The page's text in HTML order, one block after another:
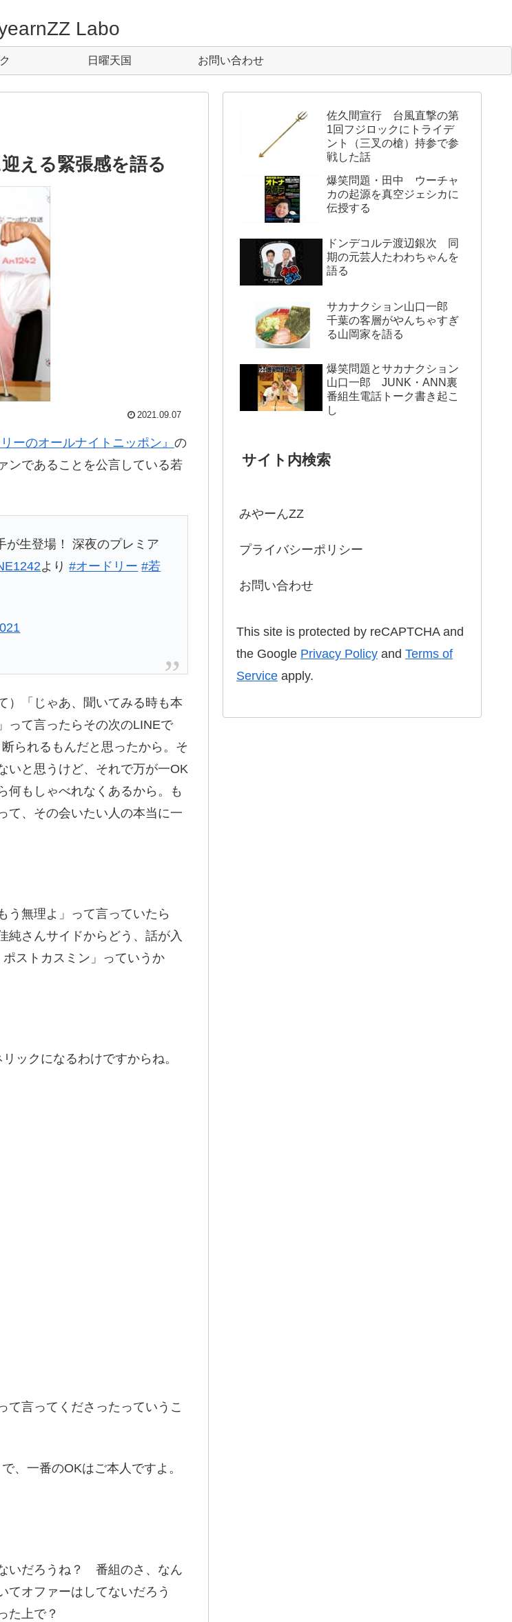
Labo
日曜天国 お問い合わせ
える緊張感を語る
2021.09.07
ーのオールナイトニッポン』 の
ンであることを公言している若
が生登場！ 深夜のプレミア
より#オードリー #若
）「じゃあ、聞いてみる時も本
て言ったらその次のLINEで
られるもんだと思ったから。そ
いと思うけど、それで万が一OK
もしゃべれなくあるから。も
て、その会いたい人の本当に一
う無理よ」って言っていたら
さんサイドからどう、話が入
ストカスミン」っていうか
ックになるわけですからね。
て言ってくださったっていうこ
、一番のOKはご本人ですよ。
いだろうね？ 番組のさ、なん
オファーはしてないだろう
た上で？
佐久間宣行 台風直撃の第
1回フジロックにトライデ
ント（三叉の槍）持参で参
戦した話
爆笑問題・田中 ウーチャ
カの起源を真空ジェシカに
伝授する
ドンデコルテ渡辺銀次 同
期の元芸人たわわちゃんを
語る
サカナクション山口一郎
千葉の客層がやんちゃすぎ
る山岡家を語る
爆笑問題とサカナクション
山口一郎 JUNK・ANN裏
番組生電話トーク書き起こ
し
サイト内検索
みやーんZZ
プライバシーポリシー
お問い合わせ
This site is protected by reCAPTCHA and
the Google Privacy Policy and Terms of
Service apply.